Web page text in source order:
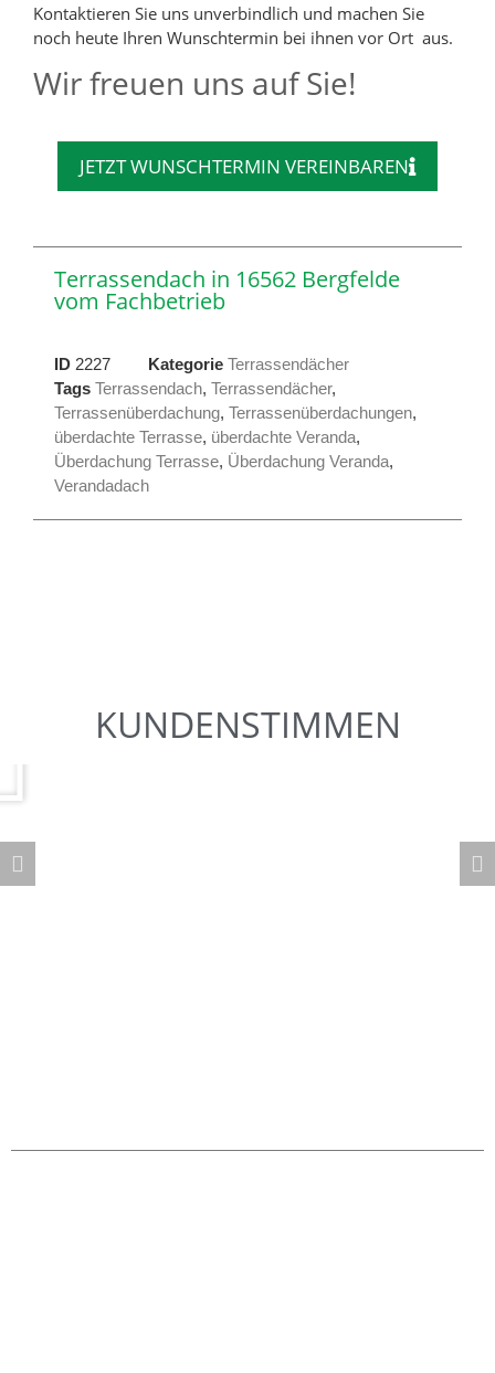
Kontaktieren Sie uns unverbindlich und machen Sie
noch heute Ihren Wunschtermin bei ihnen vor Ort aus.
Wir freuen uns auf Sie!
JETZT WUNSCHTERMIN VEREINBAREN
Terrassendach in 16562 Bergfelde
vom Fachbetrieb
ID 2227 Kategorie Terrassendächer
Tags Terrassendach, Terrassendächer,
Terrassenüberdachung, Terrassenüberdachungen,
überdachte Terrasse, überdachte Veranda,
Überdachung Terrasse, Überdachung Veranda,
Verandadach
KUNDENSTIMMEN